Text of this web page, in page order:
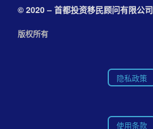
© 2020 – 首都投资移民顾问有限公司
版权所有
隐私政策
使用条款